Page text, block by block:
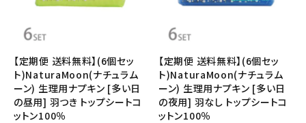
【定期便 送料無料】(6個セッ
ト)NaturaMoon(ナチュラム
ーン) 生理用ナプキン [多い日
の昼用] 羽つき トップシートコ
ットン100％
【定期便 送料無料】(6個セッ
ト)NaturaMoon(ナチュラム
ーン) 生理用ナプキン [多い日
の夜用] 羽なし トップシートコ
ットン100％